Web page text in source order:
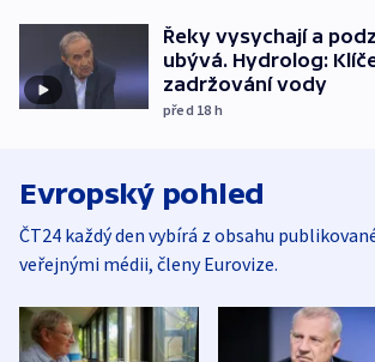
Řeky vysychají a
ubývá. Hydrolog:
zadržování vody
před 18 h
Evropský pohled
ČT24 každý den vybírá z obsahu
veřejnými médii, členy Eurovize.